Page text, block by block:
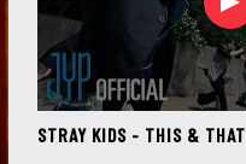
STRAY KIDS - THIS & THAT